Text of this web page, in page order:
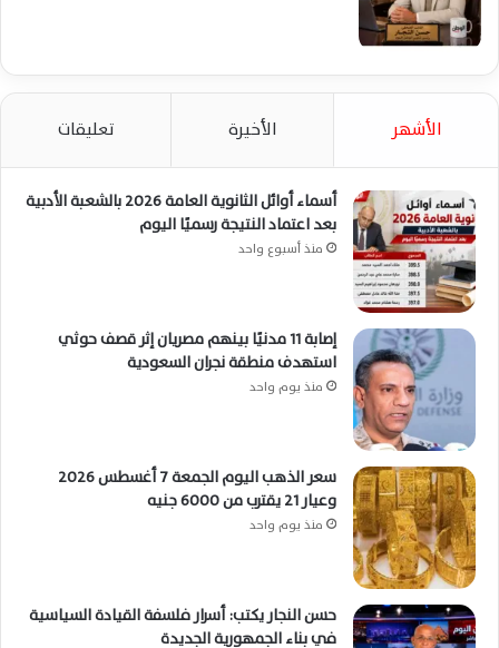
الأشهر الأخيرة تعليقات
أسماء أوائل الثانوية العامة 2026 بالشعبة الأدبية
بعد اعتماد النتيجة رسميًا اليوم
منذ أسبوع واحد
إصابة 11 مدنيًا بينهم مصريان إثر قصف حوثي
استهدف منطقة نجران السعودية
منذ يوم واحد
سعر الذهب اليوم الجمعة 7 أغسطس 2026
وعيار 21 يقترب من 6000 جنيه
منذ يوم واحد
حسن النجار يكتب: أسرار فلسفة القيادة السياسية
في بناء الجمهورية الجديدة